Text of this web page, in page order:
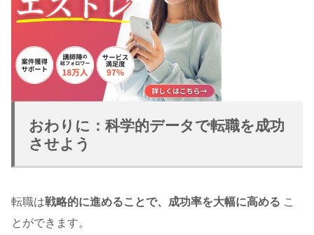
おわりに：科学的データで転職を成功
させよう
転職は戦略的に進めることで、成功率を大幅に高める こ
とができます。